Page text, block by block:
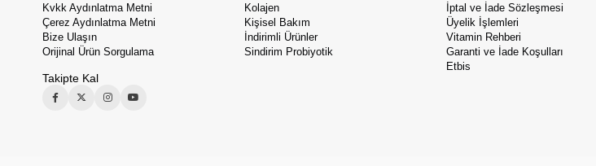
Kvkk Aydınlatma Metni
Çerez Aydınlatma Metni
Bize Ulaşın
Orijinal Ürün Sorgulama
Takipte Kal
Kolajen
Kişisel Bakım
İndirimli Ürünler
Sindirim Probiyotik
İptal ve İade Sözleşmesi
Üyelik İşlemleri
Vitamin Rehberi
Garanti ve İade Koşulları
Etbis